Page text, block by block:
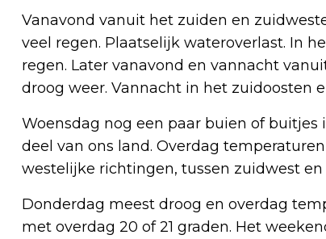
Vanavond vanuit het zuiden en
veel regen. Plaatselijk wateroverlast. In
regen. Later vanavond en vannacht
droog weer. Vannacht in het zuidoosten
Woensdag nog een paar buien of
deel van ons land. Overdag
westelijke richtingen, tussen zuidwest en
Donderdag meest droog en overdag
met overdag 20 of 21 graden. Het